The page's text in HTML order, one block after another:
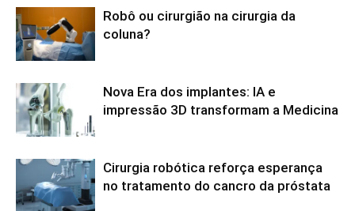
Robô ou cirurgião na cirurgia da
coluna?
Nova Era dos implantes: IA e
impressão 3D transformam a Medicina
Cirurgia robótica reforça esperança
no tratamento do cancro da próstata